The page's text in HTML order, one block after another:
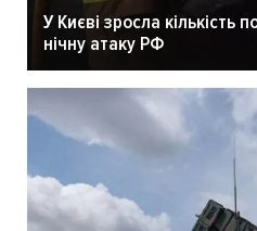
У Києві зросла кількість
нічну атаку РФ